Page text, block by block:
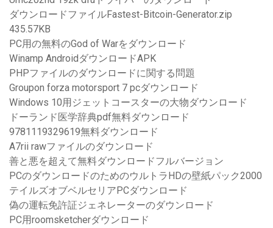
ダウンロードファイルFastest-Bitcoin-Generator.zip
435.57KB
PC用の無料のGod of Warをダウンロード
Winamp AndroidダウンロードAPK
PHPファイルのダウンロードに関する問題
Groupon forza motorsport 7 pcダウンロード
Windows 10用ジェットコースターの大物ダウンロード
ドーランド医学辞典pdf無料ダウンロード
9781119329619無料ダウンロード
A7rii rawファイルのダウンロード
善と悪を超えて無料ダウンロードフルバージョン
PCのダウンロードのためのウルトラHDの壁紙パック2000
テイルズオブベルセリアPCダウンロード
偽の運転免許証ジェネレーターのダウンロード
PC用roomsketcherダウンロード